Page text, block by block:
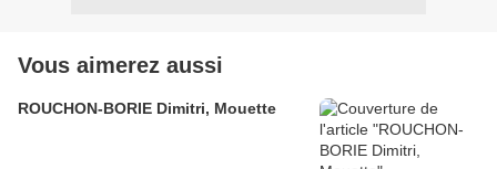
Vous aimerez aussi
ROUCHON-BORIE Dimitri, Mouette